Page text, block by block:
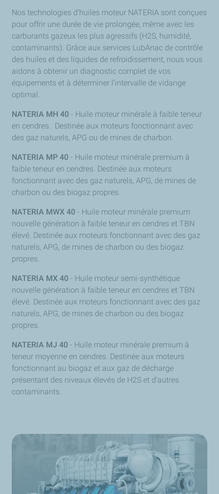
Nos technologies d’huiles moteur NATERIA sont conçues
pour offrir une durée de vie prolongée, même avec les
carburants gazeux les plus agressifs (H2S, humidité,
contaminants). Grâce aux services LubAnac de contrôle
des huiles et des liquides de refroidissement, nous vous
aidons à obtenir un diagnostic complet de vos
équipements et à déterminer l’intervalle de vidange
optimal.
NATERIA MH 40 - Huile moteur minérale à faible teneur
en cendres. Destinée aux moteurs fonctionnant avec
des gaz naturels, APG ou de mines de charbon.
NATERIA MP 40 - Huile moteur minérale premium à
faible teneur en cendres. Destinée aux moteurs
fonctionnant avec des gaz naturels, APG, de mines de
charbon ou des biogaz propres.
NATERIA MWX 40 - Huile moteur minérale premium
nouvelle génération à faible teneur en cendres et TBN
élevé. Destinée aux moteurs fonctionnant avec des gaz
naturels, APG, de mines de charbon ou des biogaz
propres.
NATERIA MX 40 - Huile moteur semi-synthétique
nouvelle génération à faible teneur en cendres et TBN
élevé. Destinée aux moteurs fonctionnant avec des gaz
naturels, APG, de mines de charbon ou des biogaz
propres.
NATERIA MJ 40 - Huile moteur minérale premium à
teneur moyenne en cendres. Destinée aux moteurs
fonctionnant au biogaz et aux gaz de décharge
présentant des niveaux élevés de H2S et d’autres
contaminants.